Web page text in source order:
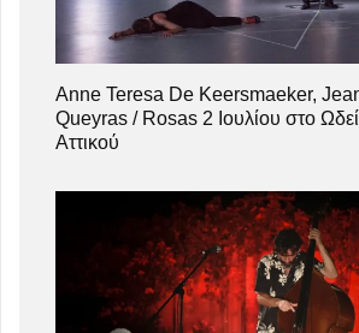
Anne Teresa De Keersmaeker,
Queyras / Rosas 2 Ιουλίου στο
Αττικού